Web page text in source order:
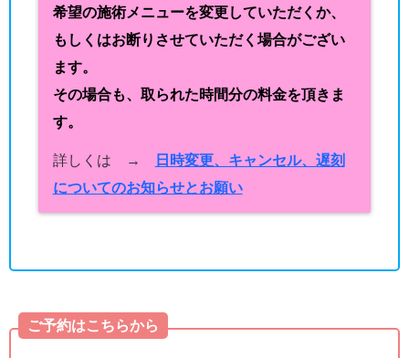
希望の施術メニューを変更していただくか、
もしくはお断りさせていただく場合がござい
ます。
その場合も、取られた時間分の料金を頂きま
す。
詳しくは →
日時変更、キャンセル、遅刻
についてのお知らせとお願い
ご予約はこちらから